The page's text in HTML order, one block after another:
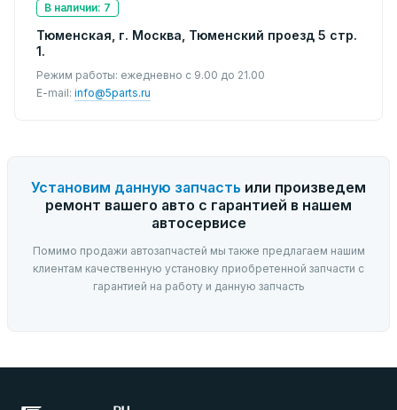
В наличии: 7
Тюменская, г. Москва, Тюменский проезд 5 стр.
1.
Режим работы: ежедневно с 9.00 до 21.00
E-mail: info@5parts.ru
Установим данную запчасть или произведем
ремонт вашего авто с гарантией в нашем
автосервисе
Помимо продажи автозапчастей мы также предлагаем нашим
клиентам качественную установку приобретенной запчасти с
гарантией на работу и данную запчасть